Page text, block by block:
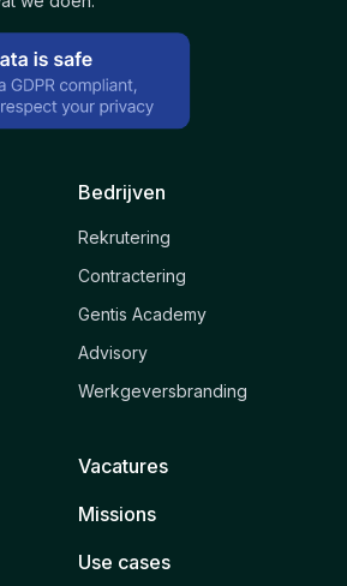
Bedrijven
Rekrutering
Contractering
Gentis Academy
Advisory
Werkgeversbranding
Vacatures
Missions
Use cases